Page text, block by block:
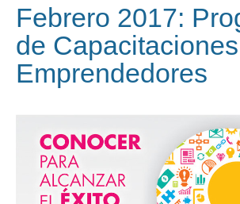
Febrero 2017:
de
Emprendedores